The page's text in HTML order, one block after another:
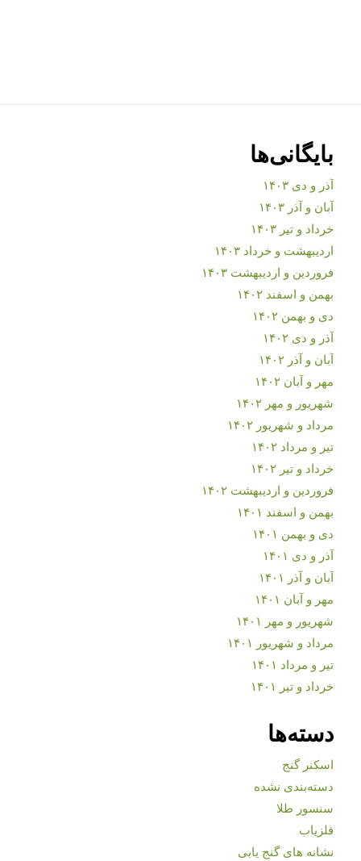
بایگانی‌ها
آذر و دی ۱۴۰۳
آبان و آذر ۱۴۰۳
خرداد و تیر ۱۴۰۳
اردیبهشت و خرداد ۱۴۰۳
فروردین و اردیبهشت ۱۴۰۳
بهمن و اسفند ۱۴۰۲
دی و بهمن ۱۴۰۲
آذر و دی ۱۴۰۲
آبان و آذر ۱۴۰۲
مهر و آبان ۱۴۰۲
شهریور و مهر ۱۴۰۲
مرداد و شهریور ۱۴۰۲
تیر و مرداد ۱۴۰۲
خرداد و تیر ۱۴۰۲
فروردین و اردیبهشت ۱۴۰۲
بهمن و اسفند ۱۴۰۱
دی و بهمن ۱۴۰۱
آذر و دی ۱۴۰۱
آبان و آذر ۱۴۰۱
مهر و آبان ۱۴۰۱
شهریور و مهر ۱۴۰۱
مرداد و شهریور ۱۴۰۱
تیر و مرداد ۱۴۰۱
خرداد و تیر ۱۴۰۱
دسته‌ها
اسکنر گنج
دسته‌بندی نشده
سنسور طلا
فلزیاب
نشانه های گنج یابی